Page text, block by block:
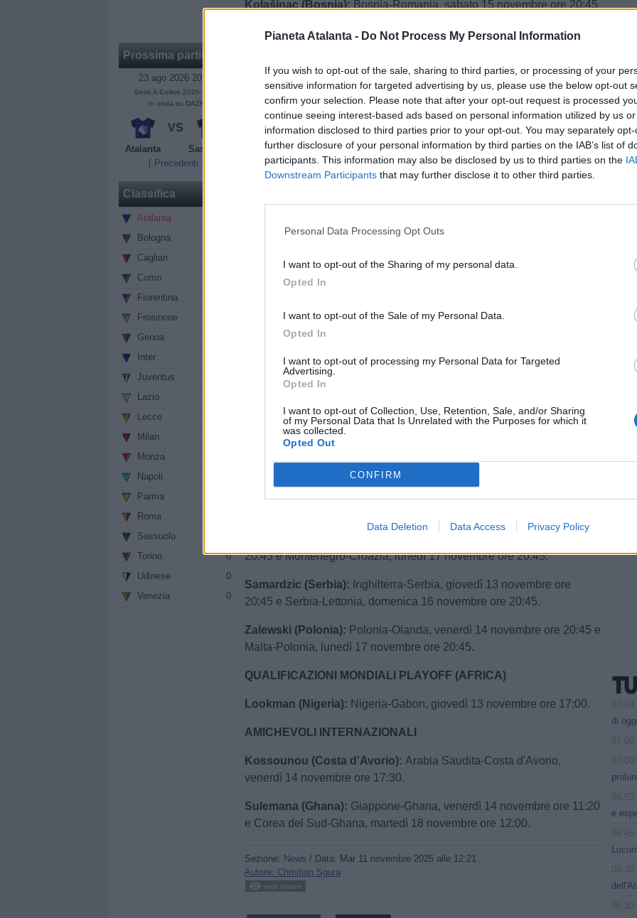
Pianeta Atalanta - Do Not Process My Personal Information
If you wish to opt-out of the sale, sharing to third parties, or processing of your
sensitive information for targeted advertising by us, please use the below opt-out
confirm your selection. Please note that after your opt-out request is processed
continue seeing interest-based ads based on personal information utilized by us
information disclosed to third parties prior to your opt-out. You may separately
further disclosure of your personal information by third parties on the IAB’s list of
participants. This information may also be disclosed by us to third parties on the
Downstream Participants that may further disclose it to other third parties.
Personal Data Processing Opt Outs
I want to opt-out of the Sharing of my personal data.
Opted In
I want to opt-out of the Sale of my Personal Data.
Opted In
I want to opt-out of processing my Personal Data for Targeted
Advertising.
Opted In
I want to opt-out of Collection, Use, Retention, Sale, and/or Sharing
of my Personal Data that Is Unrelated with the Purposes for which it
was collected.
Opted Out
CONFIRM
Data Deletion Data Access Privacy Policy
Prossima partita
23 ago 2026 20:45
Serie A Enilive 2026-2027
in onda su DAZN
VS
Atalanta
Sassuolo
[ Precedenti ]
Classifica
Atalanta
Bologna
Cagliari
Como
Fiorentina
Frosinone
Genoa
Inter
Juventus
Lazio
Lecce
Milan
Monza
Napoli
Parma
Roma
Sassuolo
Torino
0
Udinese
0
Venezia
0
Kolašinac (Bosnia): Bosnia-Romania, sabato 15 novembre ore 20:45
20:45 e Montenegro-Croazia, lunedì 17 novembre ore 20:45.
Samardzic (Serbia): Inghilterra-Serbia, giovedì 13 novembre ore
20:45 e Serbia-Lettonia, domenica 16 novembre ore 20:45.
Zalewski (Polonia): Polonia-Olanda, venerdì 14 novembre ore 20:45 e
Malta-Polonia, lunedì 17 novembre ore 20:45.
QUALIFICAZIONI MONDIALI PLAYOFF (AFRICA)
Lookman (Nigeria): Nigeria-Gabon, giovedì 13 novembre ore 17:00.
AMICHEVOLI INTERNAZIONALI
Kossounou (Costa d'Avorio): Arabia Saudita-Costa d'Avorio,
venerdì 14 novembre ore 17:30.
Sulemana (Ghana): Giappone-Ghana, venerdì 14 novembre ore 11:20
e Corea del Sud-Ghana, martedì 18 novembre ore 12:00.
Sezione: News / Data: Mar 11 novembre 2025 alle 12:21
Autore: Christian Sgura
vedi letture
di
e